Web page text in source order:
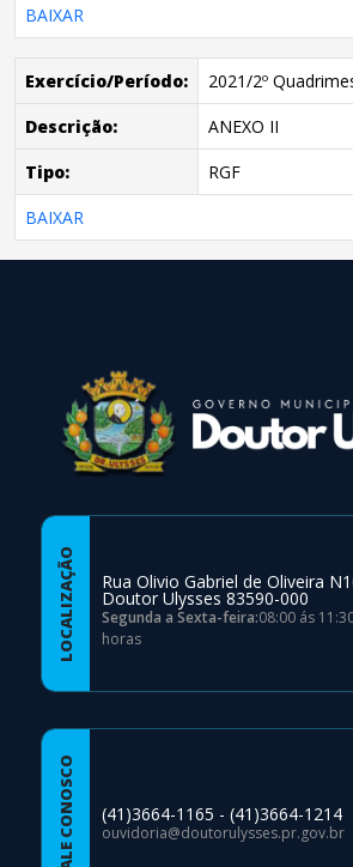
BAIXAR
Exercício/Período:
2021/2º
Descrição:
ANEXO II
Tipo:
RGF
BAIXAR
LOCALIZAÇÃO Rua Olivio Gabriel de Oliveira
Doutor Ulysses 83590-000
Segunda a Sexta-feira:08:00 ás
horas
FALE CONOSCO (41)3664-1165 - (41)3664-1214
ouvidoria@doutorulysses.pr.gov.br